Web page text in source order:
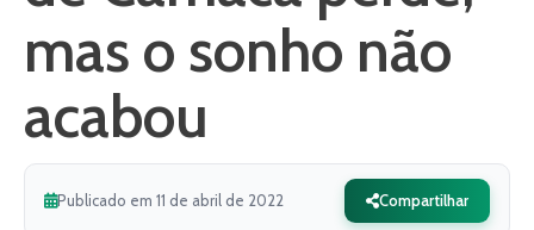
mas o sonho não
acabou
Publicado em 11 de abril de 2022 Compartilhar